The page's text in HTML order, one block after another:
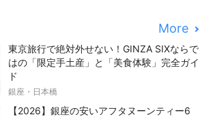
More
東京旅行で絶対外せない！GINZA SIXならで
はの「限定手土産」と「美食体験」完全ガイ
ド
銀座・日本橋
【2026】銀座の安いアフタヌーンティー6